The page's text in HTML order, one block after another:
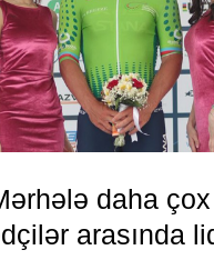
daha
arasında